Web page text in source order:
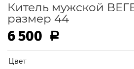
Китель мужской
размер 44
6 500 Р
Цвет